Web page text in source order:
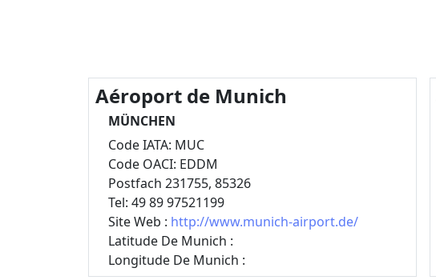
Aéroport de Munich
MÜNCHEN
Code IATA: MUC
Code OACI: EDDM
Postfach 231755, 85326
Tel: 49 89 97521199
Site Web : http://www.munich-airport.de/
Latitude De Munich :
Longitude De Munich :